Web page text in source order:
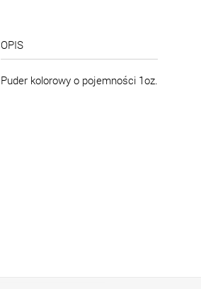
OPIS
Puder kolorowy o pojemności 1oz.